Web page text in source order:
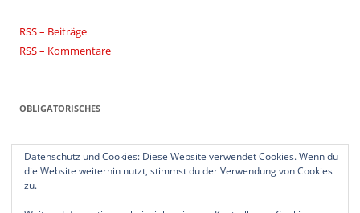
RSS – Beiträge
RSS – Kommentare
OBLIGATORISCHES
Impressum
Datenschutzerklärung
Datenschutz und Cookies: Diese Website verwendet Cookies. Wenn du
die Website weiterhin nutzt, stimmst du der Verwendung von Cookies
zu.